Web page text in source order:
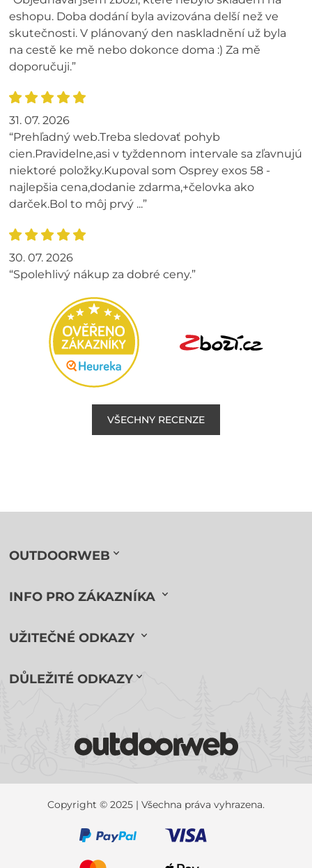
eshopu. Doba dodání byla avizována delší než ve
skutečnosti. V plánovaný den naskladnění už byla
na cestě ke mě nebo dokonce doma :) Za mě
doporučuji.”
31. 07. 2026
“Prehľadný web.Treba sledovať pohyb
cien.Pravidelne,asi v tyždennom intervale sa zľavnujú
niektoré položky.Kupoval som Osprey exos 58 -
najlepšia cena,dodanie zdarma,+čelovka ako
darček.Bol to môj prvý ...”
30. 07. 2026
“Spolehlivý nákup za dobré ceny.”
VŠECHNY RECENZE
OUTDOORWEB
INFO PRO ZÁKAZNÍKA
UŽITEČNÉ ODKAZY
DŮLEŽITÉ ODKAZY
Copyright © 2025 | Všechna práva vyhrazena.